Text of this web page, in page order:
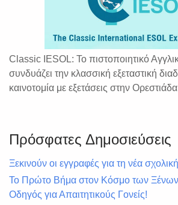
Classic IESOL: Το πιστοποιητικό
συνδυάζει την κλασσική εξεταστική
καινοτομία με εξετάσεις στην Ορεστιάδα
Πρόσφατες Δημοσιεύσεις
Ξεκινούν οι εγγραφές για τη νέα
Το Πρώτο Βήμα στον Κόσμο των
Οδηγός για Απαιτητικούς Γονείς!